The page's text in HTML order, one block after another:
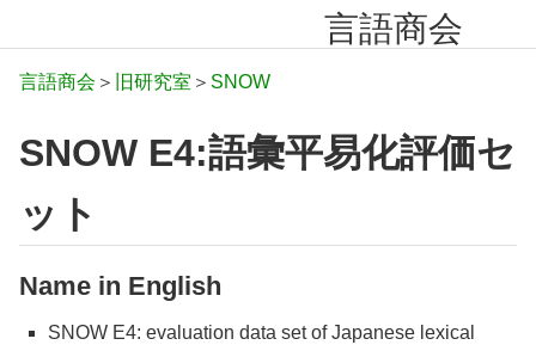
言語商会
言語商会 ＞ 旧研究室 ＞ SNOW
SNOW E4:語彙平易化評価セ
ット
Name in English
SNOW E4: evaluation data set of Japanese lexical